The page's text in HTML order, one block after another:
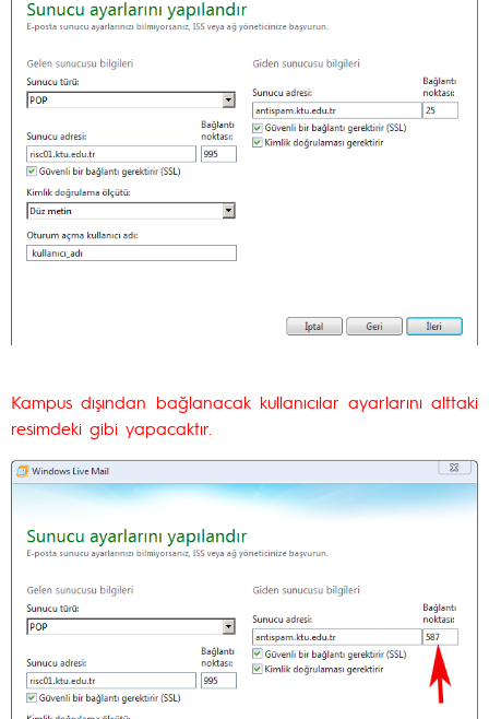
Kampus dışından bağlanacak kullanıcılar ayarlarını alttaki
resimdeki gibi yapacaktır.